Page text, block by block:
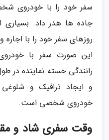
سفر خود را با خودروی
جاده ها هدر داد. بسیاری
روزهای سفر خود را با
این صورت سفر با
رانندگی خسته نماینده در
و ایجاد ترافیک و
خودروی شخصی است.
وقت سفری شاد و